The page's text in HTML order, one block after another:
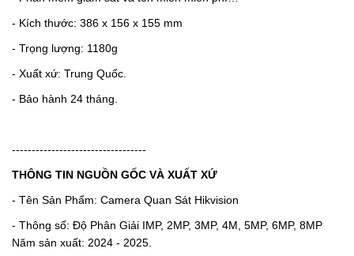
- Kích thước: 386 x 156 x 155 mm
- Trọng lượng: 1180g
- Xuất xứ: Trung Quốc.
- Bảo hành 24 tháng.
----------------------------------
THÔNG TIN NGUỒN GỐC VÀ XUẤT XỨ
- Tên Sản Phẩm: Camera Quan Sát Hikvision
- Thông số: Độ Phân Giải IMP, 2MP, 3MP, 4M, 5MP, 6MP, 8MP
Năm sản xuất: 2024 - 2025.